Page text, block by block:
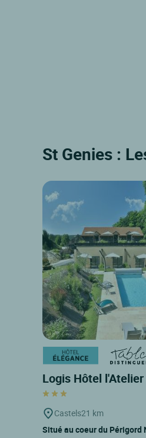
St Genies :
Logis Hôtel
Castels21 km
Situé au coeur du Périgord